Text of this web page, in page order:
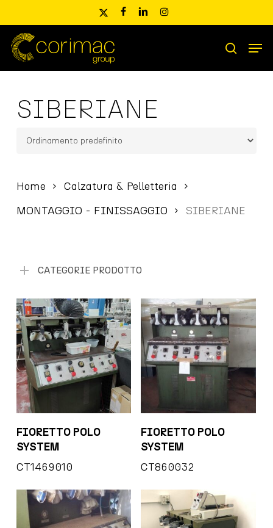
main
content
x-
facebooklinkedininstagram
Ricerca
prodotti
search
SIBERIANE
Home
Calzatura & Pelletteria
MONTAGGIO - FINISSAGGIO
SIBERIANE
CATEGORIE PRODOTTO
FIORETTO POLO
SYSTEM
CT1469010
FIORETTO POLO
SYSTEM
CT860032